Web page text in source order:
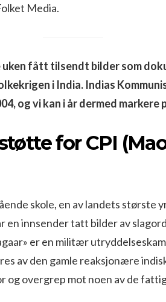
Media.
uken fått tilsendt bilder som
i India. Indias
og vi kan i år dermed
for CPI
skole, en av landets største
en innsender tatt bilder av
er en militær
av den gamle reaksjonære
overgrep mot noen av de